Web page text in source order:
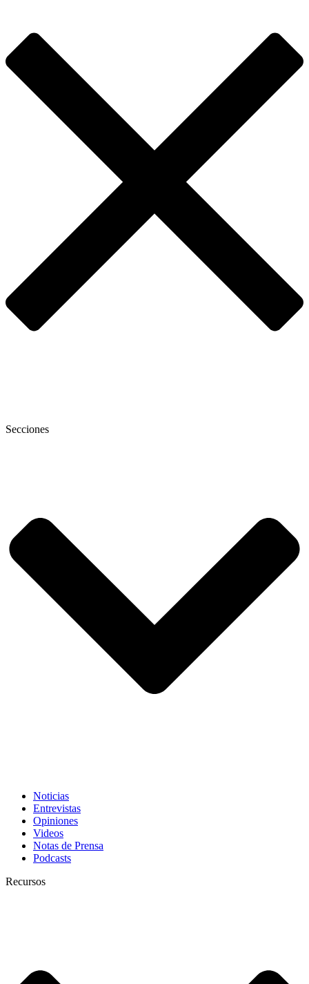
Secciones
Noticias
Entrevistas
Opiniones
Videos
Notas de Prensa
Podcasts
Recursos